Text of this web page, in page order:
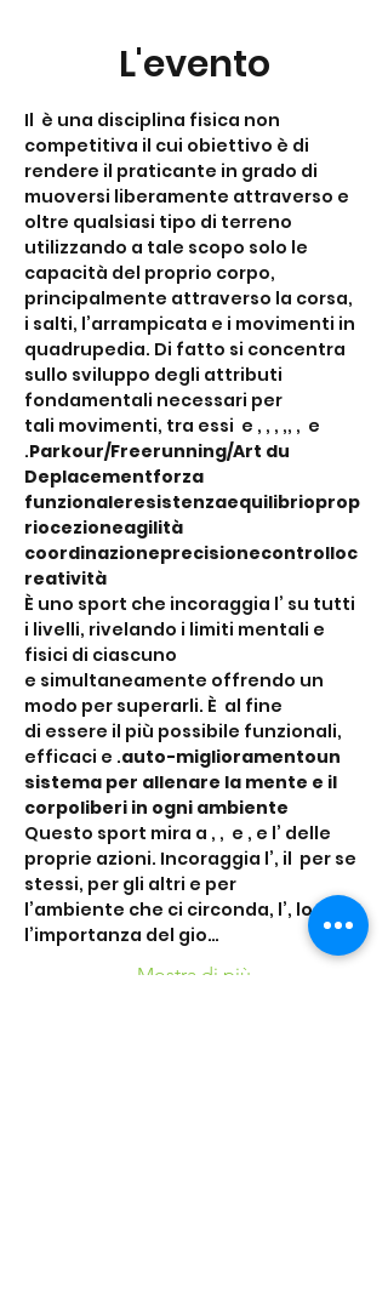
L'evento
Il è una disciplina fisica non
competitiva il cui obiettivo è di
rendere il praticante in grado di
muoversi liberamente attraverso e
oltre qualsiasi tipo di terreno
utilizzando a tale scopo solo le
capacità del proprio corpo,
principalmente attraverso la corsa,
i salti, l’arrampicata e i movimenti in
quadrupedia. Di fatto si concentra
sullo sviluppo degli attributi
fondamentali necessari per
tali movimenti, tra essi e , , , ,, , e
.Parkour/Freerunning/Art du
Deplacementforza
funzionaleresistenzaequilibrioprop
riocezioneagilità
coordinazioneprecisionecontrolloc
reatività
È uno sport che incoraggia l’ su tutti
i livelli, rivelando i limiti mentali e
fisici di ciascuno
e simultaneamente offrendo un
modo per superarli. È al fine
di essere il più possibile funzionali,
efficaci e .auto-miglioramentoun
sistema per allenare la mente e il
corpoliberi in ogni ambiente
Questo sport mira a , , e , e l’ delle
proprie azioni. Incoraggia l’, il per se
stessi, per gli altri e per
l’ambiente che ci circonda, l’, lo e
l’importanza del gio…
Mostra di più